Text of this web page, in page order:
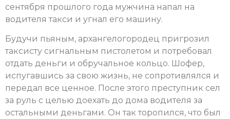
сентября прошлого года мужчина напал на
водителя такси и угнал его машину.
Будучи пьяным, архангелогородец пригрозил
таксисту сигнальным пистолетом и потребовал
отдать деньги и обручальное кольцо. Шофер,
испугавшись за свою жизнь, не сопротивлялся и
передал все ценное. После этого преступник сел
за руль c целью доехать до дома водителя за
остальными деньгами. Он так торопился, что был